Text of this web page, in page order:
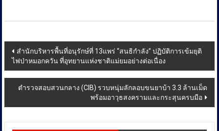
Post
navigation
สำนักบริหารพื้นที่อนุรักษ์ที่ 13แพร่ “สนธิกำลัง” ปฏิบัติการเข้มยุติ
ไฟป่าหมอกควัน ที่อุทยานแห่งชาติแม่ยมอย่างต่อเนื่อง
ตำรวจสอบสวนกลาง (CIB) รวบหนุ่มลักลอบขนยาบ้า 3.3 ล้านเม็ด
พร้อมอาวุธสงครามและกระสุนครบมือ